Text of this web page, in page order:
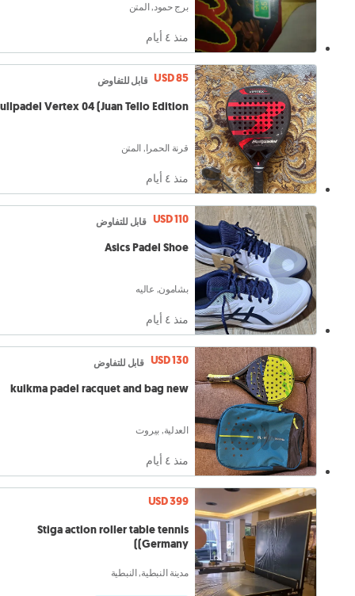
برج حمود, المتن
منذ ٤ أيام
USD 85 قابل للتفاوض
Vertex 04 (Juan Tello Edition)
قرنة الحمرا, المتن
منذ ٤ أيام
USD 110 قابل للتفاوض
Asics Padel Shoe
بشامون, عاليه
منذ ٤ أيام
USD 130 قابل للتفاوض
kuikma padel racquet and bag new
العدلية, بيروت
منذ ٤ أيام
USD 399
Stiga action roller table tennis
(Germany)
مدينة النبطية, النبطية